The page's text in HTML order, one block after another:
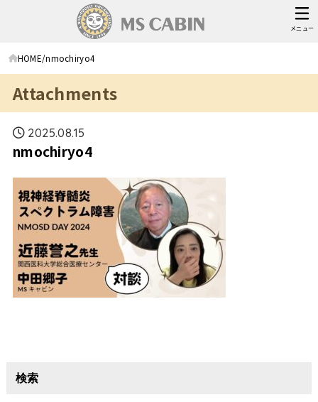
メニュー
HOME nmochiryo4
Attachments
2025.08.15
nmochiryo4
検索